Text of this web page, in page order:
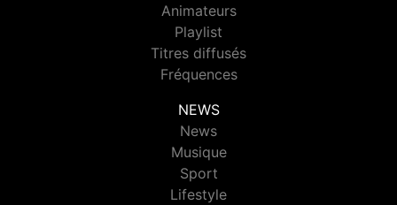
Animateurs
Playlist
Titres diffusés
Fréquences
NEWS
News
Musique
Sport
Lifestyle